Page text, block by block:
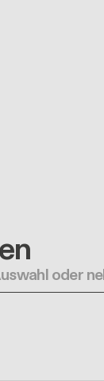
oder